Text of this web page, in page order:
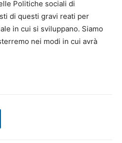
Politiche sociali di
di questi gravi reati per
in cui si sviluppano. Siamo
nei modi in cui avrà